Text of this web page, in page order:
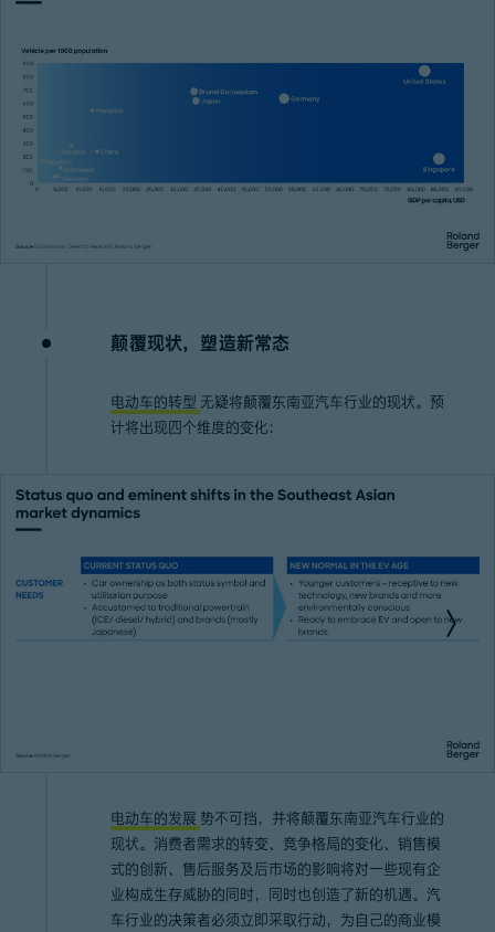
颠覆现状，塑造新常态
电动车的转型 无疑将颠覆东南亚汽车行业的现状。预
计将出现四个维度的变化：
电动车的发展 势不可挡，并将颠覆东南亚汽车行业的
现状。消费者需求的转变、竞争格局的变化、销售模
式的创新、售后服务及后市场的影响将对一些现有企
业构成生存威胁的同时，同时也创造了新的机遇。汽
车行业的决策者必须立即采取行动，为自己的商业模